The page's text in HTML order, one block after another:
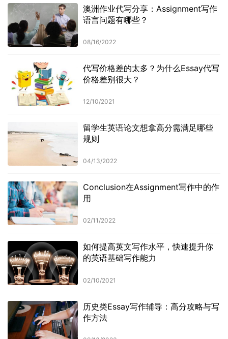
澳洲作业代写分享：Assignment写作
语言问题有哪些？
08/16/2022
代写价格差的太多？为什么Essay代写
价格差别很大？
12/10/2021
留学生英语论文想拿高分需满足哪些
规则
04/13/2022
Conclusion在Assignment写作中的作
用
02/11/2022
如何提高英文写作水平，快速提升你
的英语基础写作能力
02/10/2021
历史类Essay写作辅导：高分攻略与写
作方法